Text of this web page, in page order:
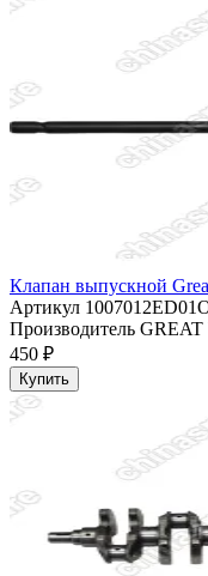
Клапан выпускной
Артикул
Производитель
450 ₽
Купить